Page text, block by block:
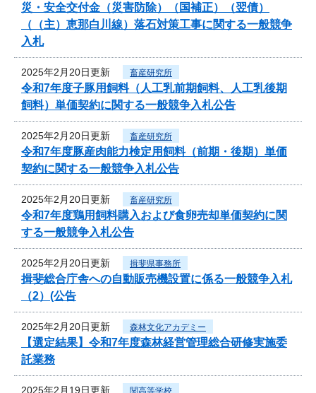
災・安全交付金（災害防除）（国補正）（翌債）
（（主）恵那白川線）落石対策工事に関する一般競争
入札
2025年2月20日更新 畜産研究所
令和7年度子豚用飼料（人工乳前期飼料、人工乳後期
飼料）単価契約に関する一般競争入札公告
2025年2月20日更新 畜産研究所
令和7年度豚産肉能力検定用飼料（前期・後期）単価
契約に関する一般競争入札公告
2025年2月20日更新 畜産研究所
令和7年度鶏用飼料購入および食卵売却単価契約に関
する一般競争入札公告
2025年2月20日更新 揖斐県事務所
揖斐総合庁舎への自動販売機設置に係る一般競争入札
（2）(公告
2025年2月20日更新 森林文化アカデミー
【選定結果】令和7年度森林経営管理総合研修実施委
託業務
2025年2月19日更新 関高等学校